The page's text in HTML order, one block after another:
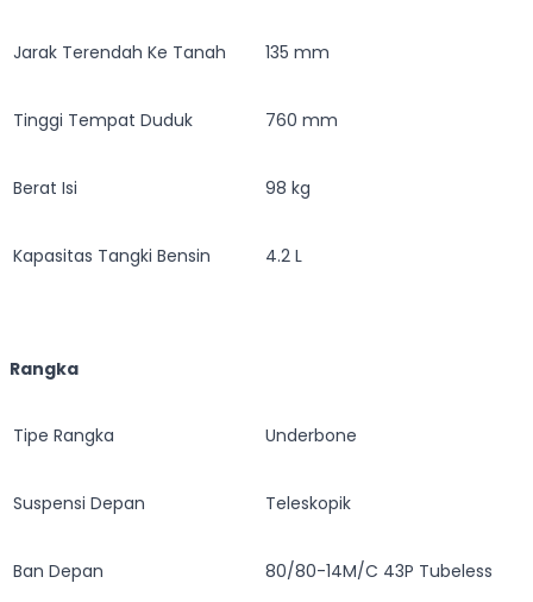
Jarak Terendah Ke Tanah 135 mm
Tinggi Tempat Duduk 760 mm
Berat Isi 98 kg
Kapasitas Tangki Bensin 4.2 L
Rangka
Tipe Rangka Underbone
Suspensi Depan Teleskopik
Ban Depan 80/80-14M/C 43P Tubeless